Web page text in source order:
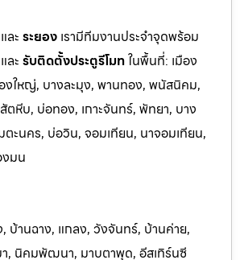
และ ระยอง เรามีทีมงานประจำจุดพร้อม
และ รับติดตั้งประตูรีโมทในพื้นที่: เมือง
ใหญ่, บางละมุง, พานทอง, พนัสนิคม,
สัตหีบ, บ่อทอง, เกาะจันทร์, พัทยา, บาง
ะนคร, บ่อวิน, จอมเทียน, นาจอมเทียน,
มน
บ้านฉาง, แกลง, วังจันทร์, บ้านค่าย,
า, นิคมพัฒนา, มาบตาพุด, อีสเทิร์นซี